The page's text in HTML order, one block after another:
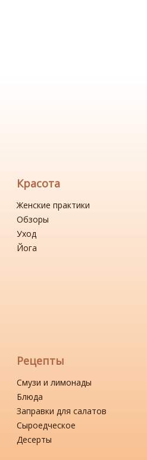
Красота
Женские практики
Обзоры
Уход
Йога
Рецепты
Смузи и лимонады
Блюда
Заправки для салатов
Сыроедческое
Десерты